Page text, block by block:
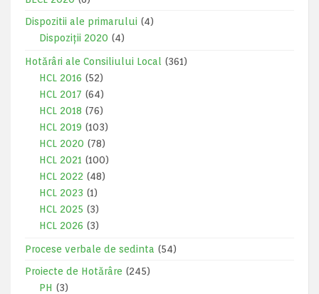
Dispozitii ale primarului (4)
Dispoziții 2020 (4)
Hotărâri ale Consiliului Local
(361)
HCL 2016 (52)
HCL 2017 (64)
HCL 2018 (76)
HCL 2019 (103)
HCL 2020 (78)
HCL 2021 (100)
HCL 2022 (48)
HCL 2023 (1)
HCL 2025 (3)
HCL 2026 (3)
Procese verbale de sedinta (54)
Proiecte de Hotărâre (245)
PH (3)